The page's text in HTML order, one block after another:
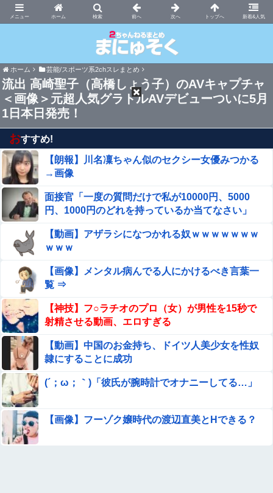
ホーム 新着&人気
まにゅそく 2chまとめニュース速報VIP
ホーム 芸能/スポーツ系2chスレまとめ
流出 高崎聖子（高橋しょう子）のAVキャプチャ
＜画像＞元超人気グラドルAVデビューついに5月
1日本日発売！
おすすめ!
【朗報】川名凜ちゃん似のセクシー女優みつかる
→画像
面接官「一度の質問だけで私が10000円、5000
円、1000円のどれを持っているか当てなさい」
【動画】アザラシになつかれる奴ｗｗｗｗｗｗｗ
ｗｗｗ
【画像】メンタル病んでる人にかけるべき言葉一
覧 ⇒
【神技】フ○ラチオのプロ（女）が男性を15秒で
射精させる動画、エロすぎる
【動画】中国のお金持ち、ドイツ人美少女を性奴
隷にすることに成功
(´；ω；｀)「彼氏が腕時計でオナニーしてる…」
【画像】フーゾク嬢時代の渡辺直美とHできる？